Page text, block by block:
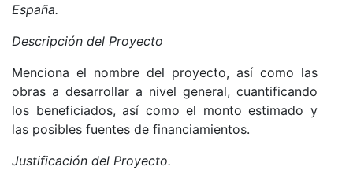
España.
Descripción del Proyecto
Menciona el nombre del proyecto, así como las
obras a desarrollar a nivel general, cuantificando
los beneficiados, así como el monto estimado y
las posibles fuentes de financiamientos.
Justificación del Proyecto.